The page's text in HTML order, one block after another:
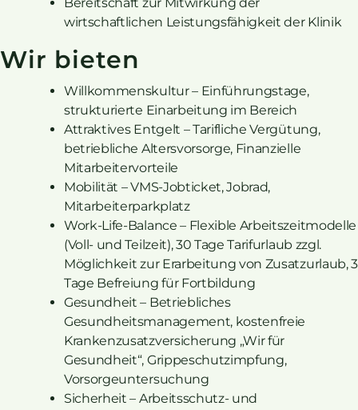
wirtschaftlichen Leistungsfähigkeit der Klinik
Wir bieten
Willkommenskultur – Einführungstage,
strukturierte Einarbeitung im Bereich
Attraktives Entgelt – Tarifliche Vergütung,
betriebliche Altersvorsorge, Finanzielle
Mitarbeitervorteile
Mobilität – VMS-Jobticket, Jobrad,
Mitarbeiterparkplatz
Work-Life-Balance – Flexible Arbeitszeitmodelle
(Voll- und Teilzeit), 30 Tage Tarifurlaub zzgl.
Möglichkeit zur Erarbeitung von Zusatzurlaub, 3
Tage Befreiung für Fortbildung
Gesundheit – Betriebliches
Gesundheitsmanagement, kostenfreie
Krankenzusatzversicherung „Wir für
Gesundheit“, Grippeschutzimpfung,
Vorsorgeuntersuchung
Sicherheit – Arbeitsschutz- und